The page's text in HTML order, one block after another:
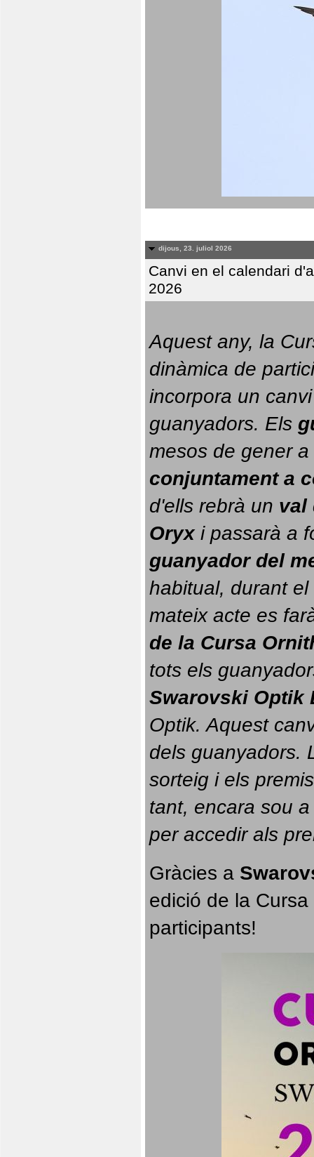
dijous, 23. juliol 2026
Canvi en el calendari
2026
Aquest any, la
dinàmica de
incorpora un
guanyadors. Els
conjuntament a
d'ells rebrà un val
Oryx i passarà a
guanyador del
habitual, durant el
mateix acte es
de la Cursa
tots els
Swarovski Optik
Optik. Aquest
dels guanyadors.
sorteig i els
tant, encara sou
per accedir als
Gràcies a
edició de la
participants!